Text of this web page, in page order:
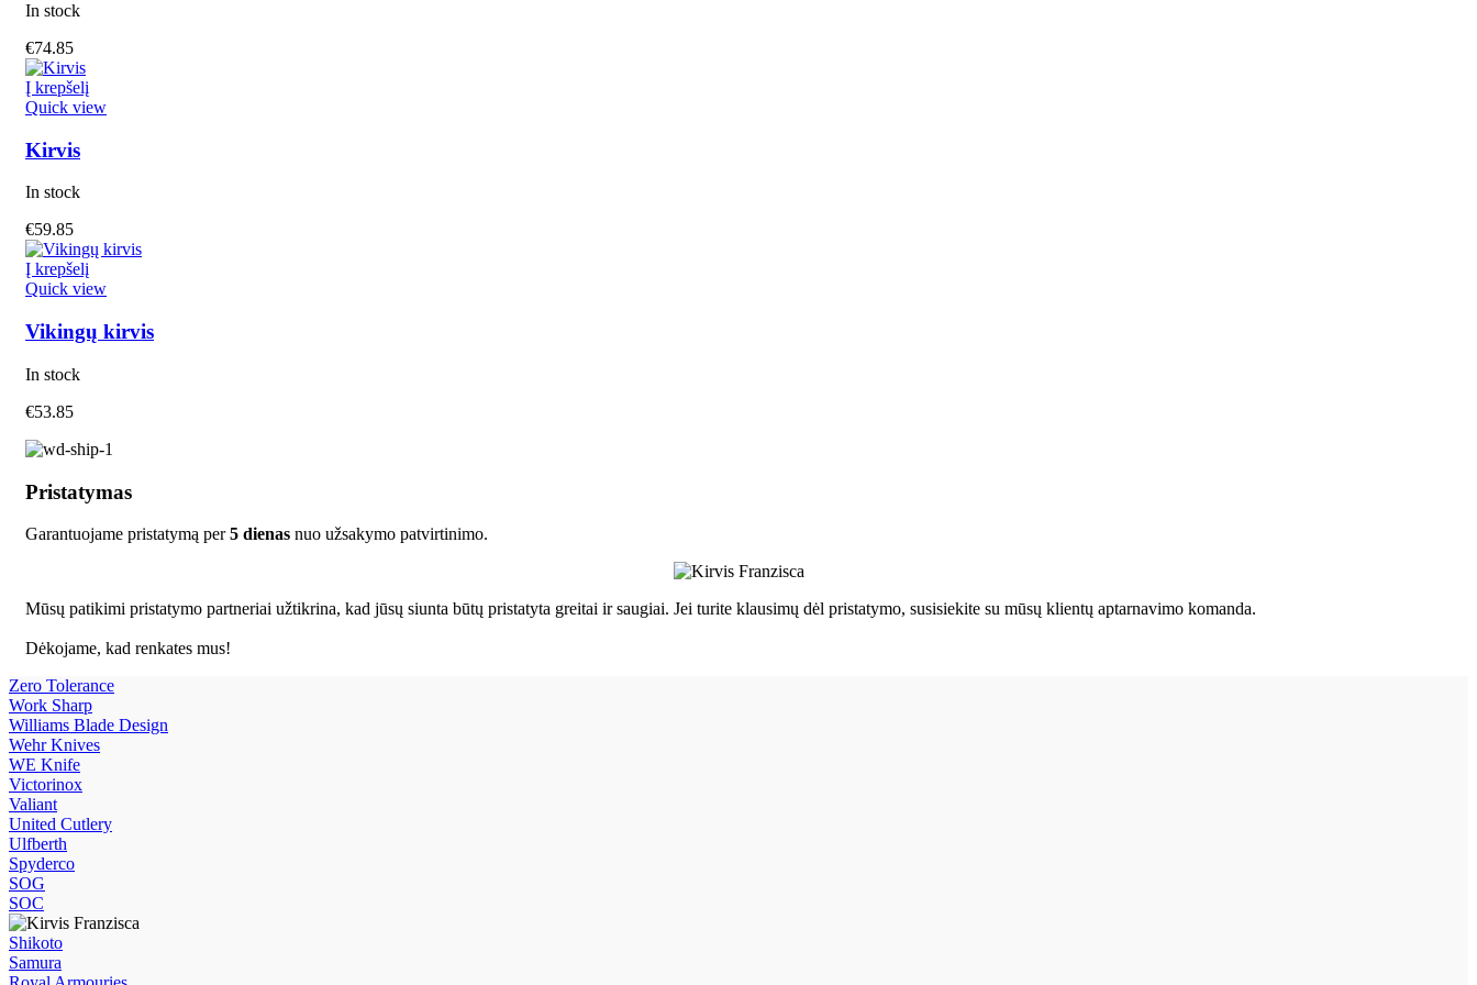
In stock
€74.85
Į krepšelį
Quick view
Kirvis
In stock
€59.85
Į krepšelį
Quick view
Vikingų kirvis
In stock
€53.85
Pristatymas
Garantuojame pristatymą per5 dienas nuo užsakymo patvirtinimo.
Mūsų patikimi pristatymo partneriai užtikrina, kad jūsų siunta būtų pristatyta greitai ir saugiai. Jei turite klausimų dėl pristatymo, susisiekite su mūsų klientų aptarnavimo komanda.
Dėkojame, kad renkates mus!
Zero Tolerance
Work Sharp
Williams Blade Design
Wehr Knives
WE Knife
Victorinox
Valiant
United Cutlery
Ulfberth
Spyderco
SOG
SOC
Shikoto
Samura